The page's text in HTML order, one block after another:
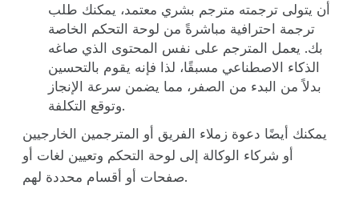
أن يتولى ترجمته مترجم بشري معتمد، يمكنك طلب
ترجمة احترافية مباشرةً من لوحة التحكم الخاصة
بك. يعمل المترجم على نفس المحتوى الذي صاغه
الذكاء الاصطناعي مسبقًا، لذا فإنه يقوم بالتحسين
بدلاً من البدء من الصفر، مما يضمن سرعة الإنجاز
وتوقع التكلفة.
يمكنك أيضًا دعوة زملاء الفريق أو المترجمين الخارجيين
أو شركاء الوكالة إلى لوحة التحكم وتعيين لغات أو
صفحات أو أقسام محددة لهم.